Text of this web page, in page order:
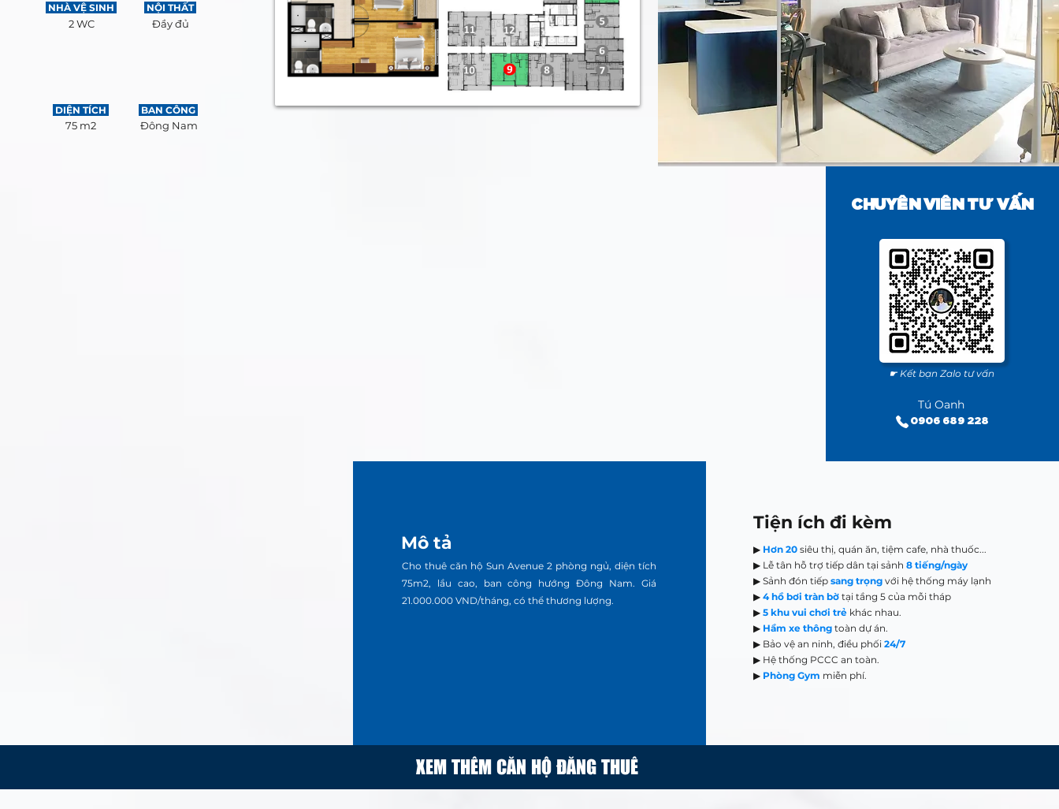
NHÀ VỆ SINH
2 WC
NỘI THẤT
Đầy đủ
DIỆN TÍCH
75 m2
BAN CÔNG
Đông Nam
CHUYÊN VIÊN TƯ VẤN
☛ Kết bạn Zalo tư vấn
Tú Oanh
0906 689 228
Mô tả
Cho thuê căn hộ Sun Avenue 2 phòng ngủ, diện tích
75m2, lầu cao, ban công hướng Đông Nam. Giá
21.000.000 VND/tháng, có thể thương lượng.
Tiện ích đi kèm
▶ Hơn 20 siêu thị, quán ăn, tiệm cafe, nhà thuốc...
▶ Lễ tân hỗ trợ tiếp dân tại sảnh8 tiếng/ngày
▶ Sảnh đón tiếpsang trọng với hệ thống máy lạnh
▶4 hồ bơi tràn bờtại tầng 5 của mỗi tháp
▶5 khu vui chơi trẻ khác nhau.
▶ Hầm xe thôngtoàn dự án.
▶ Bảo vệ an ninh, điều phối24/7
▶ Hệ thống PCCC an toàn.
▶ Phòng Gym miễn phí.
XEM THÊM CĂN HỘ ĐĂNG THUÊ